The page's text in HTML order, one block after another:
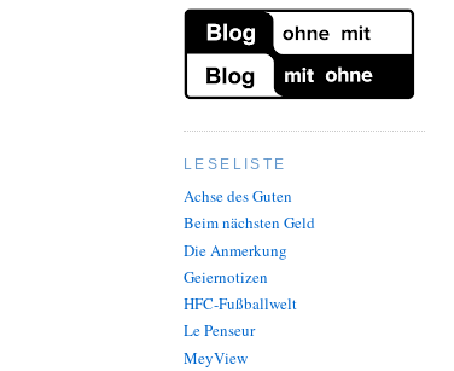
LESELISTE
Achse des Guten
Beim nächsten Geld
Die Anmerkung
Geiernotizen
HFC-Fußballwelt
Le Penseur
MeyView